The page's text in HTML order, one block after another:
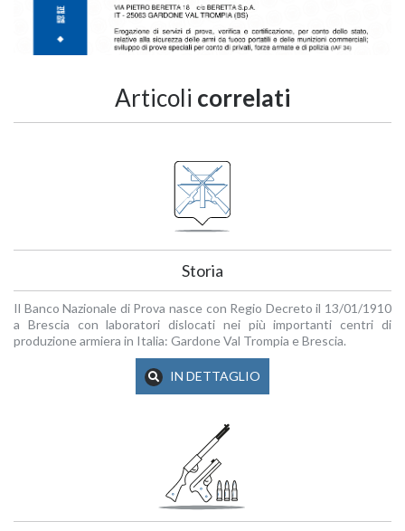
Articoli correlati
Storia
Il Banco Nazionale di Prova nasce con Regio Decreto il 13/01/1910
a Brescia con laboratori dislocati nei più importanti centri di
produzione armiera in Italia: Gardone Val Trompia e Brescia.
IN DETTAGLIO